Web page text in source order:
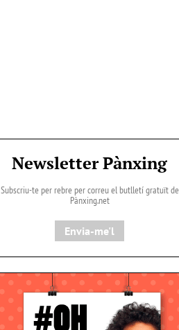
Newsletter Pànxing
Subscriu-te per rebre per correu el butlletí gratuït de
Pànxing.net​
Envia-me'l